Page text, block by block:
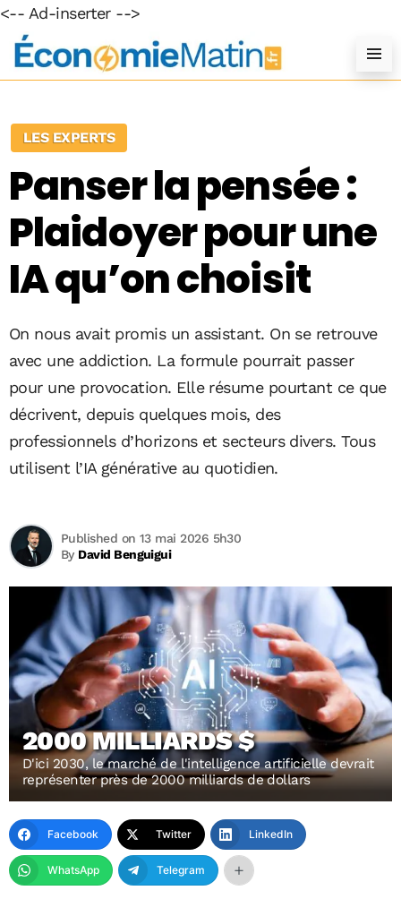
<-- Ad-inserter -->
LES EXPERTS
Panser la pensée :
Plaidoyer pour une
IA qu’on choisit
On nous avait promis un assistant. On se retrouve
avec une addiction. La formule pourrait passer
pour une provocation. Elle résume pourtant ce que
décrivent, depuis quelques mois, des
professionnels d’horizons et secteurs divers. Tous
utilisent l’IA générative au quotidien.
By David Benguigui
Published on 13 mai 2026 5h30
2000 MILLIARDS $
D'ici 2030, le marché de l'intelligence artificielle devrait
représenter près de 2000 milliards de dollars
Facebook Twitter LinkedIn
WhatsApp Telegram